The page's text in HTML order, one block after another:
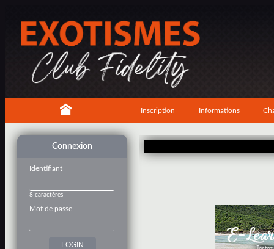
Inscription Informations
Connexion
Identifiant
8 caractères
Mot de passe